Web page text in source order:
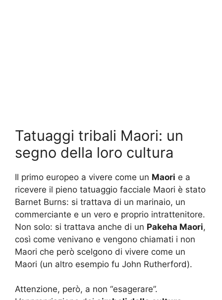
Tatuaggi tribali Maori: un
segno della loro cultura
Il primo europeo a vivere come un Maori e a
ricevere il pieno tatuaggio facciale Maori è stato
Barnet Burns: si trattava di un marinaio, un
commerciante e un vero e proprio intrattenitore.
Non solo: si trattava anche di un Pakeha Maori,
così come venivano e vengono chiamati i non
Maori che però scelgono di vivere come un
Maori (un altro esempio fu John Rutherford).
Attenzione, però, a non “esagerare”.